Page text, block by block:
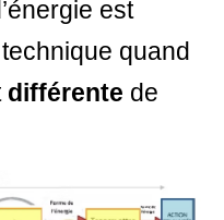
est
quand
différente de